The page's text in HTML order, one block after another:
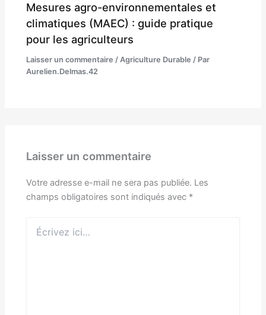
Mesures agro-environnementales et
climatiques (MAEC) : guide pratique
pour les agriculteurs
Laisser un commentaire /Agriculture Durable / Par
Aurelien.Delmas.42
Laisser un commentaire
Votre adresse e-mail ne sera pas publiée. Les
champs obligatoires sont indiqués avec *
ici…